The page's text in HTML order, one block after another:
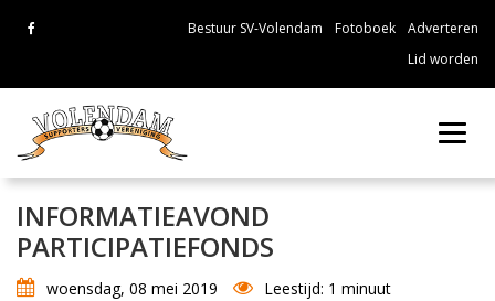
Bestuur SV-Volendam Fotoboek
Adverteren
Lid worden
INFORMATIEAVOND
PARTICIPATIEFONDS
woensdag, 08 mei 2019
Leestijd: 1 minuut